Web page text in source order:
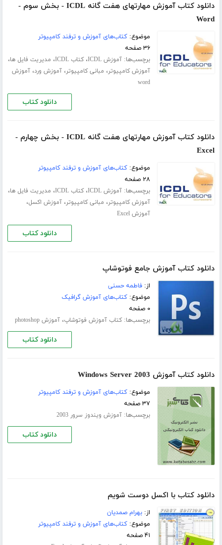
دانلود کتاب آموزش مهارتهای هفت گانه ICDL - بخش سوم -
Word
موضوع:کتاب‌های آموزش و ترفند کامپیوتر
۳۶ صفحه
برچسب‌ها:آموزش ICDL ،کتاب ICDL ، مدیریت فایل ها،
آموزش کامپیوتر، مبانی کامپیوتر،آموزش ورد،آموزش
word
دانلود کتاب
دانلود کتاب آموزش مهارتهای هفت گانه ICDL - بخش چهارم -
Excel
موضوع:کتاب‌های آموزش و ترفند کامپیوتر
۲۸ صفحه
برچسب‌ها:آموزش ICDL ،کتاب ICDL ، مدیریت فایل ها،
آموزش کامپیوتر، مبانی کامپیوتر،آموزش اکسل،
آموزش Excel
دانلود کتاب
دانلود کتاب آموزش جامع فوتوشاپ
از:فاطمه حسنی
موضوع:کتاب‌های آموزش گرافیک
۰ صفحه
برچسب‌ها:کتاب آموزش فوتوشاپ،آموزش photoshop
دانلود کتاب
دانلود کتاب آموزش Windows Server 2003
موضوع:کتاب‌های آموزش و ترفند کامپیوتر
۳۷ صفحه
برچسب‌ها:آموزش ویندوز سرور 2003
دانلود کتاب
دانلود کتاب با اکسل دوست شویم
از:بهرام صمدیان
موضوع:کتاب‌های آموزش و ترفند کامپیوتر
۴۱ صفحه